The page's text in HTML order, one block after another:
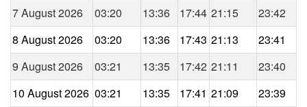
7 August 2026
03:20 13:36 17:44 21:15
23:42
8 August 2026
03:20 13:36 17:43 21:13
23:41
9 August 2026
03:21 13:35 17:42 21:11
23:40
10 August 2026 03:21 13:35 17:41 21:09
23:39